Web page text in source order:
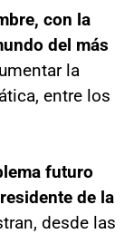
con la
del más
la
entre los
futuro
de la
desde las